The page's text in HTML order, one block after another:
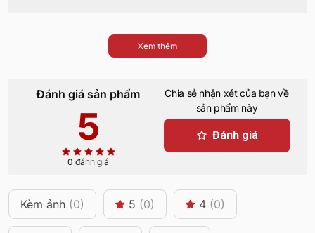
Xem thêm
Đánh giá sản phẩm
5
0 đánh giá
Chia sẻ nhận xét của bạn về
sản phẩm này
Đánh giá
Kèm ảnh (0) 5 (0) 4 (0)